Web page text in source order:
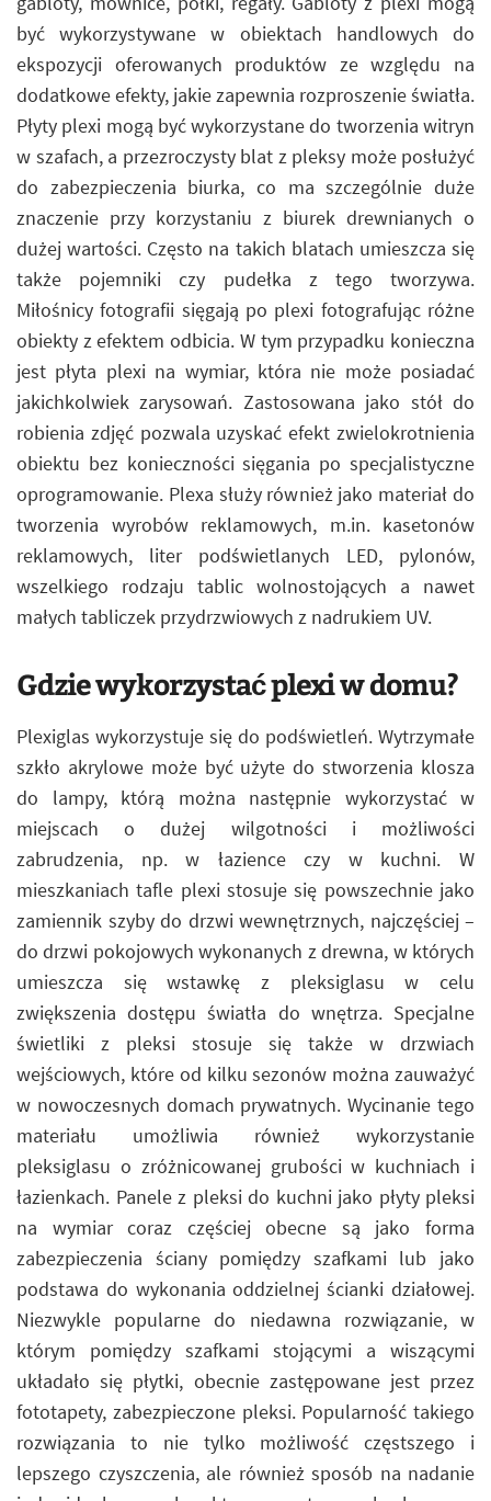
być wykorzystywane w obiektach handlowych do
ekspozycji oferowanych produktów ze względu na
dodatkowe efekty, jakie zapewnia rozproszenie światła.
Płyty plexi mogą być wykorzystane do tworzenia witryn
w szafach, a przezroczysty blat z pleksy może posłużyć
do zabezpieczenia biurka, co ma szczególnie duże
znaczenie przy korzystaniu z biurek drewnianych o
dużej wartości. Często na takich blatach umieszcza się
także pojemniki czy pudełka z tego tworzywa.
Miłośnicy fotografii sięgają po plexi fotografując różne
obiekty z efektem odbicia. W tym przypadku konieczna
jest płyta plexi na wymiar, która nie może posiadać
jakichkolwiek zarysowań. Zastosowana jako stół do
robienia zdjęć pozwala uzyskać efekt zwielokrotnienia
obiektu bez konieczności sięgania po specjalistyczne
oprogramowanie. Plexa służy również jako materiał do
tworzenia wyrobów reklamowych, m.in. kasetonów
reklamowych, liter podświetlanych LED, pylonów,
wszelkiego rodzaju tablic wolnostojących a nawet
małych tabliczek przydrzwiowych z nadrukiem UV.
Gdzie wykorzystać plexi w domu?
Plexiglas wykorzystuje się do podświetleń. Wytrzymałe
szkło akrylowe może być użyte do stworzenia klosza
do lampy, którą można następnie wykorzystać w
miejscach o dużej wilgotności i możliwości
zabrudzenia, np. w łazience czy w kuchni. W
mieszkaniach tafle plexi stosuje się powszechnie jako
zamiennik szyby do drzwi wewnętrznych, najczęściej –
do drzwi pokojowych wykonanych z drewna, w których
umieszcza się wstawkę z pleksiglasu w celu
zwiększenia dostępu światła do wnętrza. Specjalne
świetliki z pleksi stosuje się także w drzwiach
wejściowych, które od kilku sezonów można zauważyć
w nowoczesnych domach prywatnych. Wycinanie tego
materiału umożliwia również wykorzystanie
pleksiglasu o zróżnicowanej grubości w kuchniach i
łazienkach. Panele z pleksi do kuchni jako płyty pleksi
na wymiar coraz częściej obecne są jako forma
zabezpieczenia ściany pomiędzy szafkami lub jako
podstawa do wykonania oddzielnej ścianki działowej.
Niezwykle popularne do niedawna rozwiązanie, w
którym pomiędzy szafkami stojącymi a wiszącymi
układało się płytki, obecnie zastępowane jest przez
fototapety, zabezpieczone pleksi. Popularność takiego
rozwiązania to nie tylko możliwość częstszego i
lepszego czyszczenia, ale również sposób na nadanie